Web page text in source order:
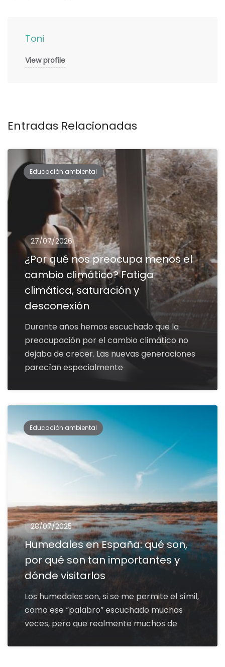
Toni
View profile
Entradas Relacionadas
Educación ambiental
27/07/2026
¿Por qué nos preocupa menos el
cambio climático? Fatiga
climática, saturación y
desconexión
Durante años hemos escuchado que la
preocupación por el cambio climático no
dejaba de crecer. Las nuevas generaciones
parecían especialmente
Educación ambiental
28/07/2025
Humedales en España: qué son,
por qué son tan importantes y
dónde visitarlos
Los humedales son, si se me permite el símil,
como ese “palabro” escuchado muchas
veces, pero que realmente muchos de